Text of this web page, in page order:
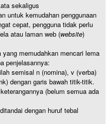
sekaligus
untuk kemudahan penggunaan
cepat, pengguna tidak perlu
atau laman web (website)
memudahkan mencari lema
penjelasannya:
semisal n (nomina), v (verba)
dengan garis bawah titik-titik.
(belum semua ada
dengan huruf tebal